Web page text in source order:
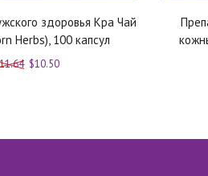
здоровья Кра Чай
Herbs), 100 капсул
$10.50